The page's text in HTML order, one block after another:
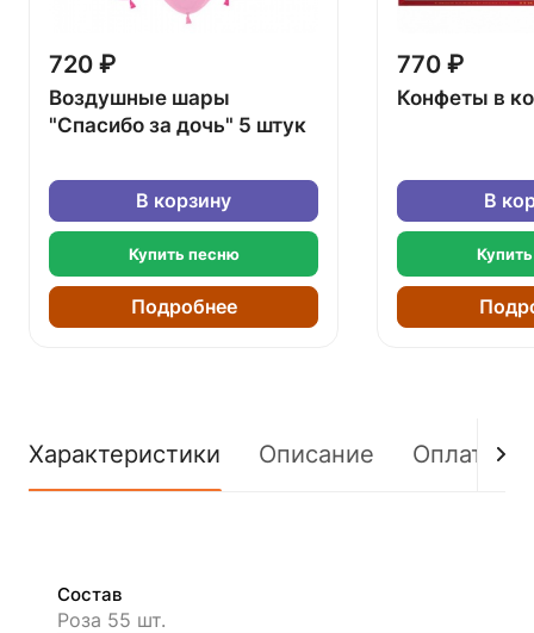
720 ₽
Воздушные шары
"Спасибо за дочь" 5 штук
В корзину
Купить песню
Подробнее
770 ₽
Конфеты в
В
Характеристики Описание Оплата
Состав
Роза 55 шт.